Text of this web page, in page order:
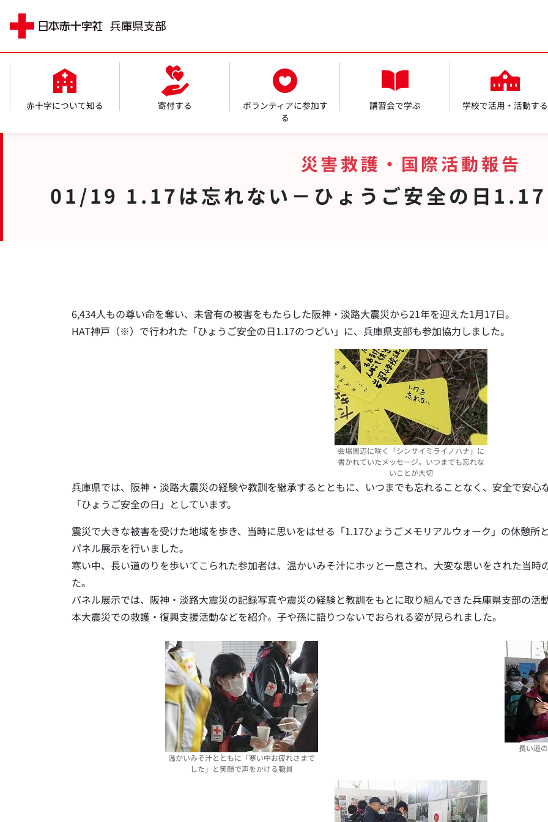
赤十字について知る 寄付する
ボランティアに参加す
る
講習会で学ぶ 学校で活用・活動する
災害救護・国際活動報告
01/19 1.17は忘れない－ひょうご安全の日1.17
6,434人もの尊い命を奪い、未曾有の被害をもたらした阪神・淡路大震災から21年を迎えた1月17日。
HAT神戸（※）で行われた「ひょうご安全の日1.17のつどい」に、兵庫県支部も参加協力しました。
会場周辺に咲く「シンサイミライノハナ」に
書かれていたメッセージ。いつまでも忘れな
いことが大切
兵庫県では、阪神・淡路大震災の経験や教訓を継承するとともに、いつまでも忘れることなく、安全で安
「ひょうご安全の日」としています。
震災で大きな被害を受けた地域を歩き、当時に思いをはせる「1.17ひょうごメモリアルウォーク」の休憩所
パネル展示を行いました。
寒い中、長い道のりを歩いてこられた参加者は、温かいみそ汁にホッと一息され、大変な思いをされた当
た。
パネル展示では、阪神・淡路大震災の記録写真や震災の経験と教訓をもとに取り組んできた兵庫県支部の
本大震災での救護・復興支援活動などを紹介。子や孫に語りつないでおられる姿が見られました。
温かいみそ汁とともに「寒い中お疲れさまで
した」と笑顔で声をかける職員
長い道